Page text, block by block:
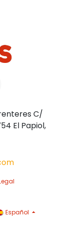
C/
El Papiol,
Español